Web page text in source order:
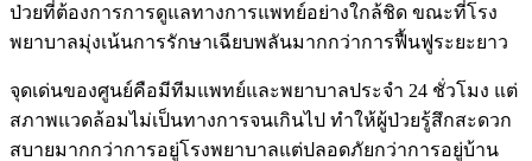
ป่วยที่ต้องการการดูแลทางการแพทย์อย่างใกล้ชิด ขณะที่โรง
พยาบาลมุ่งเน้นการรักษาเฉียบพลันมากกว่าการฟื้นฟูระยะยาว
จุดเด่นของศูนย์คือมีทีมแพทย์และพยาบาลประจำ 24 ชั่วโมง แต่
สภาพแวดล้อมไม่เป็นทางการจนเกินไป ทำให้ผู้ป่วยรู้สึกสะดวก
สบายมากกว่าการอยู่โรงพยาบาลแต่ปลอดภัยกว่าการอยู่บ้าน